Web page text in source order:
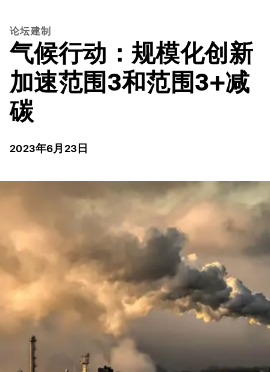
论坛建制
气候行动：规模化创新
加速范围3和范围3+减
碳
2023年6月23日